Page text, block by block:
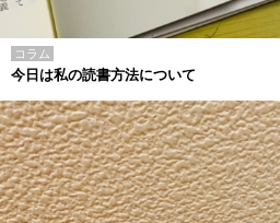
コラム
今日は私の読書方法について